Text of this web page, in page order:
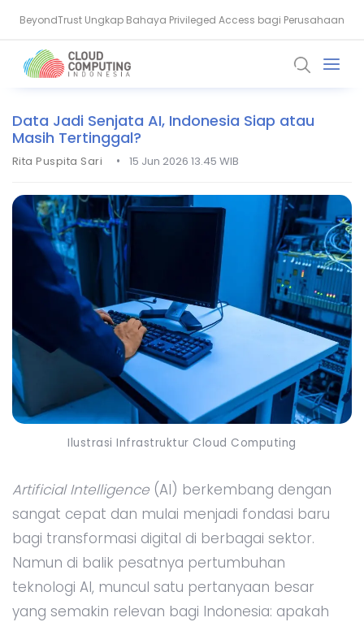
BSSN: Komputer Kuantum Ancam Enkripsi, Saatnya Beralih ke PQC
Data Jadi Senjata AI, Indonesia Siap atau
Masih Tertinggal?
Rita Puspita Sari • 15 Jun 2026 13.45 WIB
Ilustrasi Infrastruktur Cloud Computing
Artificial Intelligence (AI) berkembang dengan
sangat cepat dan mulai menjadi fondasi baru
bagi transformasi digital di berbagai sektor.
Namun di balik pesatnya pertumbuhan
teknologi AI, muncul satu pertanyaan besar
yang semakin relevan bagi Indonesia: apakah